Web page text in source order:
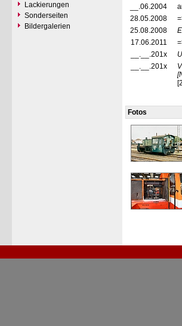
Lackierungen
Sonderseiten
Bildergalerien
__.06.2004
28.05.2008
25.08.2008
17.06.2011
__.__.201x
__.__.201x
Fotos